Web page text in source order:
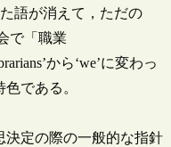
語が消えて，ただの
で「職業
から‘we’に変わっ
である。
決定の際の一般的な指針